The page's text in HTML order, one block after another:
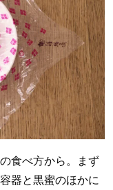
食べ方から。まず
器と黒蜜のほかに